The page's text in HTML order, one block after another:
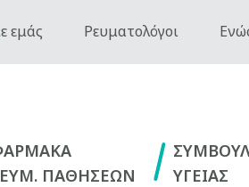
εμάς Ρευματολόγοι
ΠΑΘΗΣΕΩΝ
ΥΓΕΙΑΣ